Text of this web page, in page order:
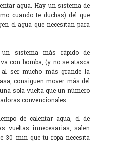
agua. Hay un sistema de
cuando te duchas) del que
el agua que necesitan para
un sistema más rápido de
con bomba, (y no se atasca
al ser mucho más grande la
consiguen mover más del
sola vuelta que un número
convencionales.
de calentar agua, el de
vueltas innecesarias, salen
30 min que tu ropa necesita